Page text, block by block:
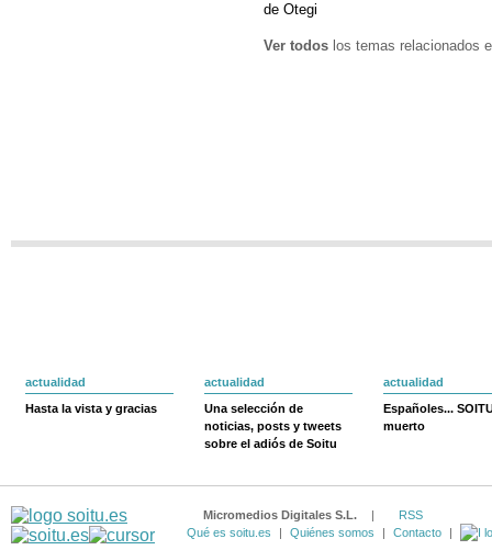
de Otegi
Ver todos los temas relacionados
actualidad
Hasta la vista y gracias
actualidad
Una selección de
noticias, posts y tweets
sobre el adiós de Soitu
actualidad
Españoles...
muerto
Micromedios Digitales S.L. |
RSS
Qué es soitu.es
| Quiénes somos | Contacto |